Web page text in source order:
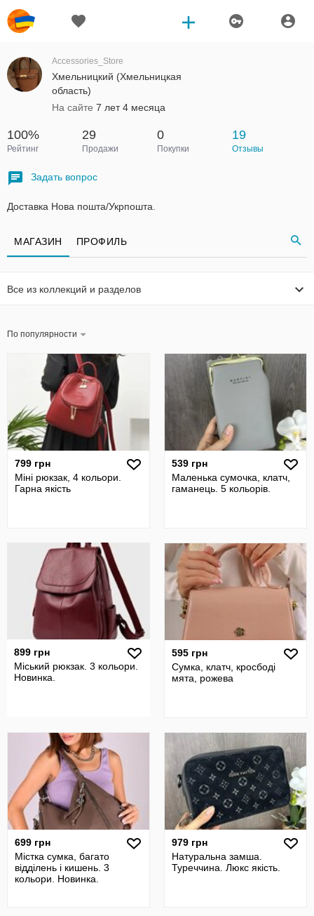
Accessories_Store
Хмельницкий (Хмельницкая
область)
На сайте 7 лет 4 месяца
100%
Рейтинг
29
Продажи
0
Покупки
19
Отзывы
Задать вопрос
Доставка Нова пошта/Укрпошта.
МАГАЗИН ПРОФИЛЬ
Все из коллекций и разделов
По популярности
799 грн
Міні рюкзак, 4 кольори.
Гарна якість
539 грн
Маленька сумочка, клатч,
гаманець. 5 кольорів.
899 грн
Міський рюкзак. 3 кольори.
Новинка.
595 грн
Сумка, клатч, кросбоді
мята, рожева
699 грн
Містка сумка, багато
відділень і кишень. 3
кольори. Новинка.
979 грн
Натуральна замша.
Туреччина. Люкс якість.